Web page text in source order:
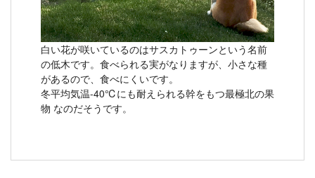
白い花が咲いているのはサスカトゥーンという名前
の低木です。食べられる実がなりますが、小さな種
があるので、食べにくいです。
冬平均気温-40℃にも耐えられる幹をもつ最極北の果
物 なのだそうです。